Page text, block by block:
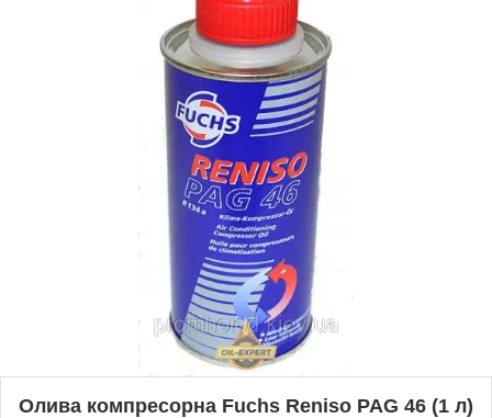
Олива компресорна Fuchs Reniso PAG 46 (1 л)